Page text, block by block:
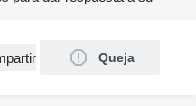
Queja